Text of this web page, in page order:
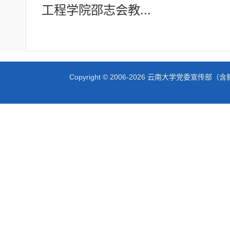
工程学院邵志会教...
Copyright © 2006-2026 云南大学党委宣传部（含